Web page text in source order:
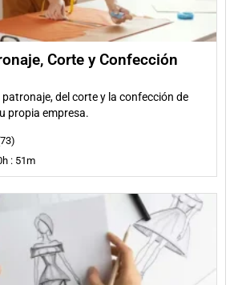
Corte y Confección
del corte y la confección de
propia empresa.
: 51m